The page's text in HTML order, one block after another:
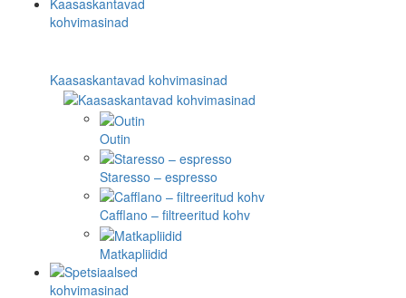
Kaasaskantavad kohvimasinad
Outin
Staresso – espresso
Cafflano – filtreeritud kohv
Matkapliidid